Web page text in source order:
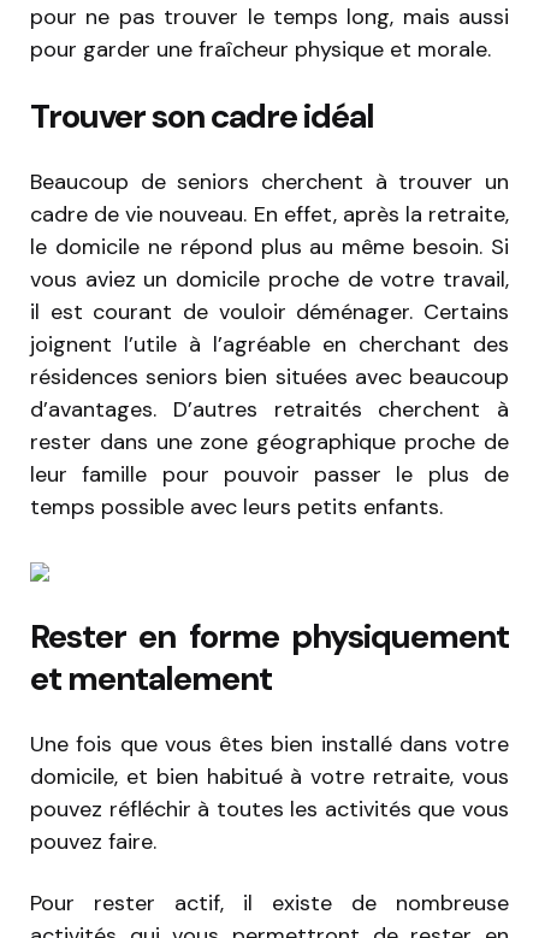
pour ne pas trouver le temps long, mais aussi
pour garder une fraîcheur physique et morale.
Trouver son cadre idéal
Beaucoup de seniors cherchent à trouver un
cadre de vie nouveau. En effet, après la retraite,
le domicile ne répond plus au même besoin. Si
vous aviez un domicile proche de votre travail,
il est courant de vouloir déménager. Certains
joignent l’utile à l’agréable en cherchant des
résidences seniors bien situées avec beaucoup
d’avantages. D’autres retraités cherchent à
rester dans une zone géographique proche de
leur famille pour pouvoir passer le plus de
temps possible avec leurs petits enfants.
Rester en forme physiquement
et mentalement
Une fois que vous êtes bien installé dans votre
domicile, et bien habitué à votre retraite, vous
pouvez réfléchir à toutes les activités que vous
pouvez faire.
Pour rester actif, il existe de nombreuse